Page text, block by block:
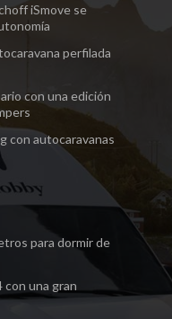
iSmove se
perfilada
con una edición
con autocaravanas
para dormir de
con una gran